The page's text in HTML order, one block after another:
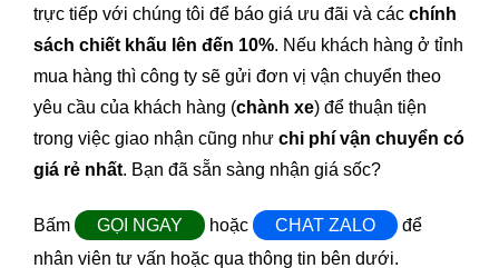
trực tiếp với chúng tôi để báo giá ưu đãi và các chính
sách chiết khấu lên đến 10%. Nếu khách hàng ở tỉnh
mua hàng thì công ty sẽ gửi đơn vị vận chuyển theo
yêu cầu của khách hàng (chành xe) để thuận tiện
trong việc giao nhận cũng như chi phí vận chuyển có
giá rẻ nhất. Bạn đã sẵn sàng nhận giá sốc?
Bấm GỌI NGAY hoặc CHAT ZALO
để
nhân viên tư vấn hoặc qua thông tin bên dưới.